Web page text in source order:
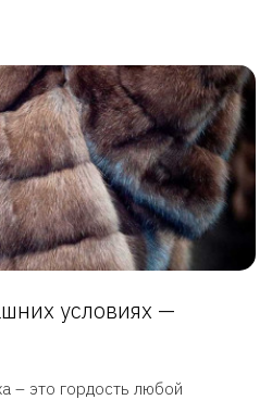
условиях —
– это гордость любой